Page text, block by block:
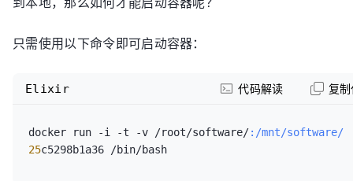
只需使用以下命令即可启动容器：
docker run -i -t -v /root/software/:/mnt/software/
25
Elixir 代码解读 复